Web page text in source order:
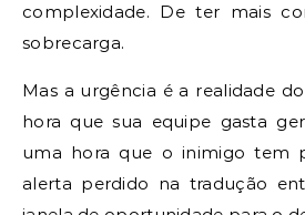
complexidade. De ter mais
sobrecarga.
Mas a urgência é a realidade
hora que sua equipe gasta
uma hora que o inimigo tem
alerta perdido na tradução